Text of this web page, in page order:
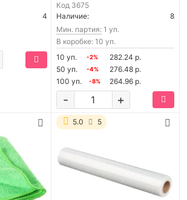
4
Код 3675
Наличие:
8
Мин. партия: 1 уп.
В коробке: 10 уп.
10 уп.
-2%
282.24 р.
50 уп.
-4%
276.48 р.
100 уп.
-8% 264.96 р.
+
-
5.0 5